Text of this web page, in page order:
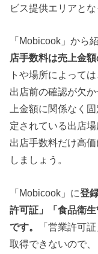
ビス提供エリアとな
「Mobicook」から
店手数料は売上金額
トや場所によって
出店前の確認が欠
上金額に関係なく
定されている出店
出店手数料だけ高
しましょう。
「Mobicook」に登
許可証」「食品衛
です。
「営業許可
取得できないので